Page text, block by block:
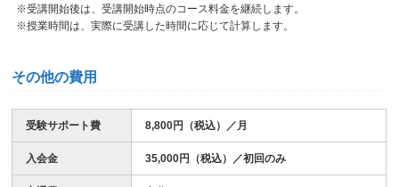
※受講開始後は、受講開始時点のコース料金を継続します。
※授業時間は、実際に受講した時間に応じて計算します。
その他の費用
受験サポート費 8,800円（税込）／月
入会金 35,000円（税込）／初回のみ